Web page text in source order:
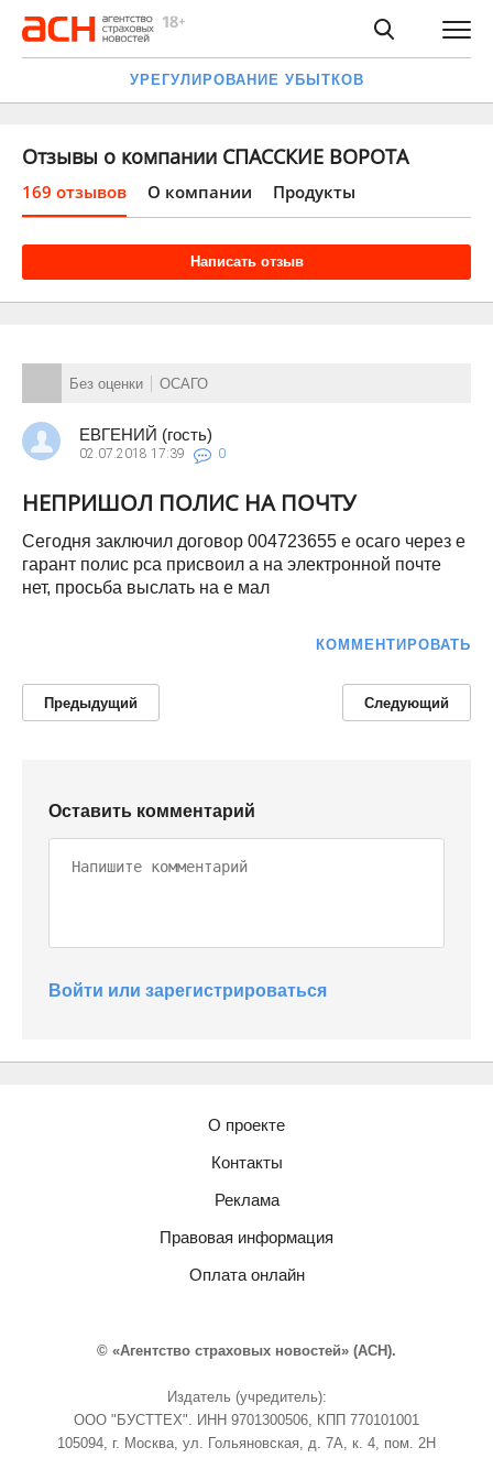
УРЕГУЛИРОВАНИЕ УБЫТКОВ
Отзывы о компании СПАССКИЕ ВОРОТА
169 отзывов О компании Продукты
Написать отзыв
Без оценки ОСАГО
ЕВГЕНИЙ (гость)
02.07.2018 17:39 0
НЕПРИШОЛ ПОЛИС НА ПОЧТУ
Сегодня заключил договор 004723655 е осаго через е
гарант полис рса присвоил а на электронной почте
нет, просьба выслать на е мал
КОММЕНТИРОВАТЬ
Предыдущий Следующий
Оставить комментарий
Войти или зарегистрироваться
О проекте
Контакты
Реклама
Правовая информация
Оплата онлайн
© «Агентство страховых новостей» (АСН).
Издатель (учредитель):
ООО "БУСТТЕХ". ИНН 9701300506, КПП 770101001
105094, г. Москва, ул. Гольяновская, д. 7А, к. 4, пом. 2Н